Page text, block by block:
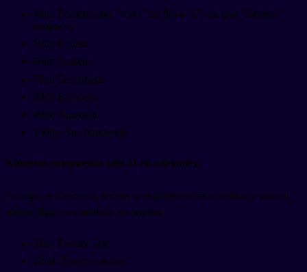
40th: Fortieth (ojo: "forty" no lleva "u", así que "fortieth"
tampoco)
50th: Fiftieth
60th: Sixtieth
70th: Seventieth
80th: Eightieth
90th: Ninetieth
100th: One hundredth
Números compuestos (del 21 en adelante):
La regla es directa: la decena se mantiene como cardinal y solo el
último dígito se convierte en ordinal.
21st: Twenty-first
22nd: Twenty-second